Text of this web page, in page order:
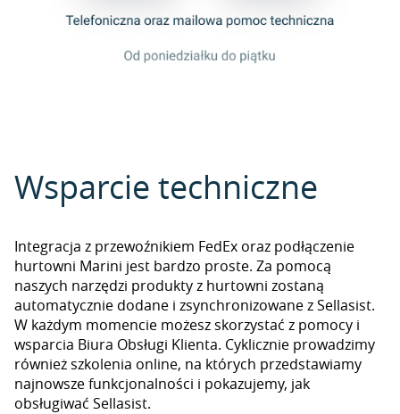
Wsparcie techniczne
Integracja z przewoźnikiem FedEx oraz podłączenie
hurtowni Marini jest bardzo proste. Za pomocą
naszych narzędzi produkty z hurtowni zostaną
automatycznie dodane i zsynchronizowane z Sellasist.
W każdym momencie możesz skorzystać z pomocy i
wsparcia Biura Obsługi Klienta. Cyklicznie prowadzimy
również szkolenia online, na których przedstawiamy
najnowsze funkcjonalności i pokazujemy, jak
obsługiwać Sellasist.